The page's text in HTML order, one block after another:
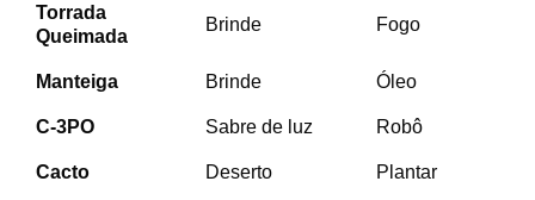
Torrada
Queimada
Brinde Fogo
Manteiga Brinde Óleo
C-3PO Sabre de luz Robô
Cacto Deserto Plantar